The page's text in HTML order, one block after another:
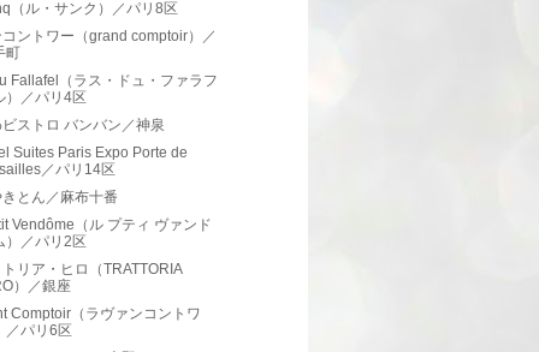
（ル・サンク）／パリ8区
ントワー（grand comptoir）／
町
Fallafel（ラス・ドュ・ファラフ
）／パリ4区
ストロ バンバン／神泉
Suites Paris Expo Porte de
／パリ14区
とん／麻布十番
Vendôme（ル プティ ヴァンド
）／パリ2区
リア・ヒロ（TRATTORIA
）／銀座
Comptoir（ラヴァンコントワ
／パリ6区